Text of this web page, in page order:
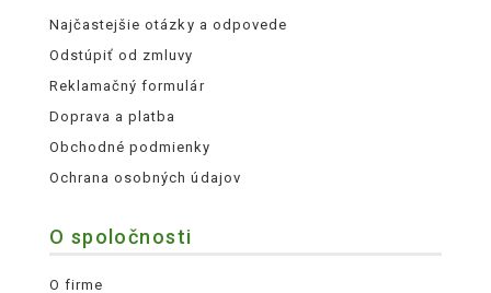
Najčastejšie otázky a odpovede
Odstúpiť od zmluvy
Reklamačný formulár
Doprava a platba
Obchodné podmienky
Ochrana osobných údajov
O spoločnosti
O firme